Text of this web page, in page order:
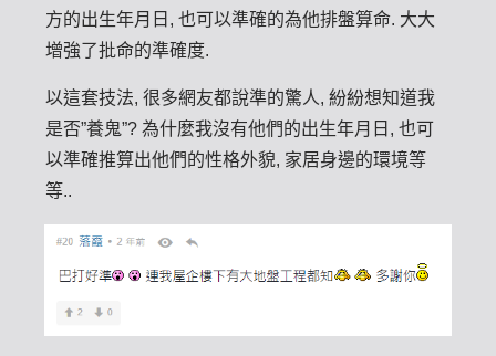
方的出生年月日, 也可以準確的為他排盤算命. 大大
增強了批命的準確度.
以這套技法, 很多網友都說準的驚人, 紛紛想知道我
是否”養鬼”? 為什麼我沒有他們的出生年月日, 也可
以準確推算出他們的性格外貌, 家居身邊的環境等
等..